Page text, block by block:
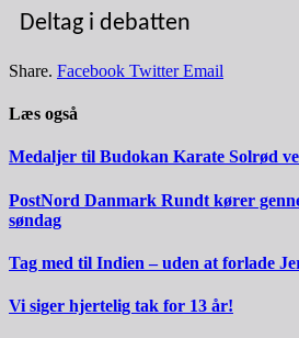
Deltag i debatten
Share. Facebook Twitter Email
Læs også
Medaljer til Budokan Karate Solrød
PostNord Danmark Rundt kører
søndag
Tag med til Indien – uden at forlade
Vi siger hjertelig tak for 13 år!